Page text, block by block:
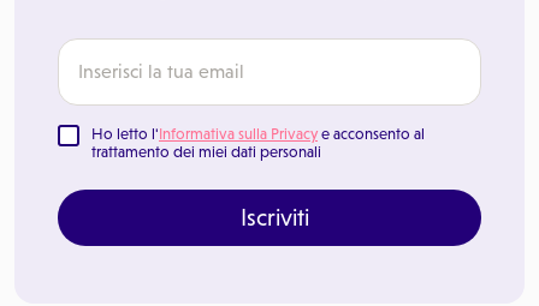
Ho letto l'Informativa sulla Privacy e acconsento al
trattamento dei miei dati personali
Iscriviti